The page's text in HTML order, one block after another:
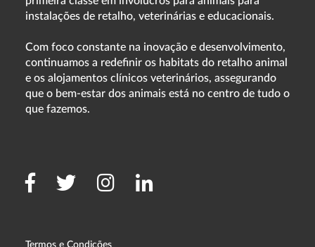
instalações de retalho, veterinárias e educacionais.
Com foco constante na inovação e desenvolvimento,
continuamos a redefinir os habitats do retalho animal
e os alojamentos clínicos veterinários, assegurando
que o bem-estar dos animais está no centro de tudo o
que fazemos.
Termos e Condições